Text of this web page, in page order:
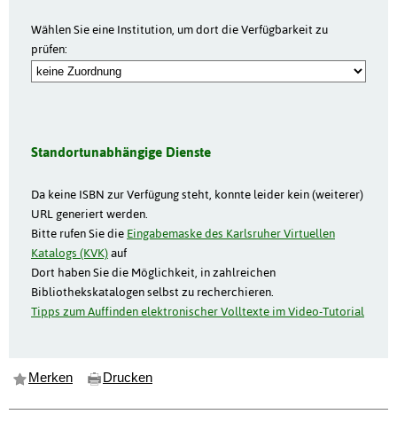
Wählen Sie eine Institution, um dort die Verfügbarkeit zu
prüfen:
Standortunabhängige Dienste
Da keine ISBN zur Verfügung steht, konnte leider kein (weiterer)
URL generiert werden.
Bitte rufen Sie die Eingabemaske des Karlsruher Virtuellen
Katalogs (KVK)auf
Dort haben Sie die Möglichkeit, in zahlreichen
Bibliothekskatalogen selbst zu recherchieren.
Tipps zum Auffinden elektronischer Volltexte im Video-Tutorial
Merken Drucken